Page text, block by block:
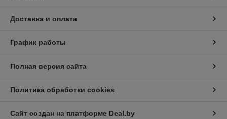
Доставка и оплата
График работы
Полная версия сайта
Политика обработки cookies
Сайт создан на платформе Deal.by